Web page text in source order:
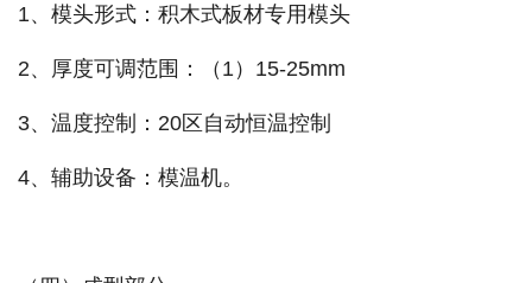
1、模头形式：积木式板材专用模头
2、厚度可调范围：（1）15-25mm
3、温度控制：20区自动恒温控制
4、辅助设备：模温机。